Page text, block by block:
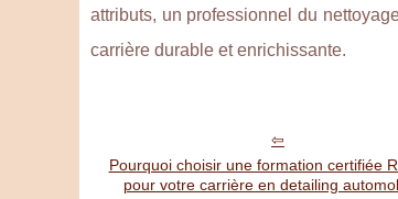
attributs, un professionnel du
carrière durable et enrichissante.
Pourquoi choisir une formation certifiée
pour votre carrière en detailing